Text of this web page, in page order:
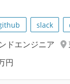
slack
ドエンジニア
円